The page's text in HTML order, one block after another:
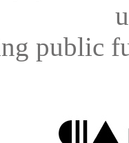
public